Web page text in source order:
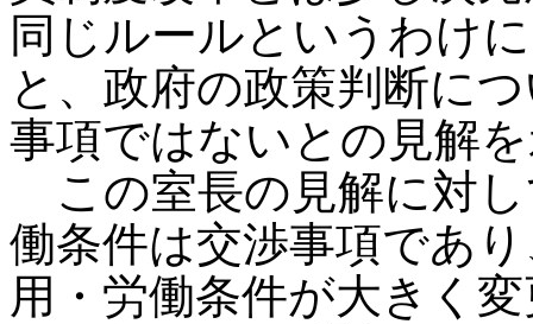
同じルールというわけ
と、政府の政策判断に
事項ではないとの見解
この室長の見解に対し
働条件は交渉事項であ
用・労働条件が大きく